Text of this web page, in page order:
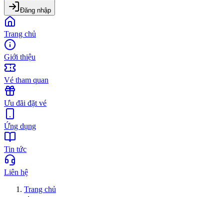
Đăng nhập
Trang chủ
Giới thiệu
Vé tham quan
Ưu đãi đặt vé
Ứng dụng
Tin tức
Liên hệ
Trang chủ